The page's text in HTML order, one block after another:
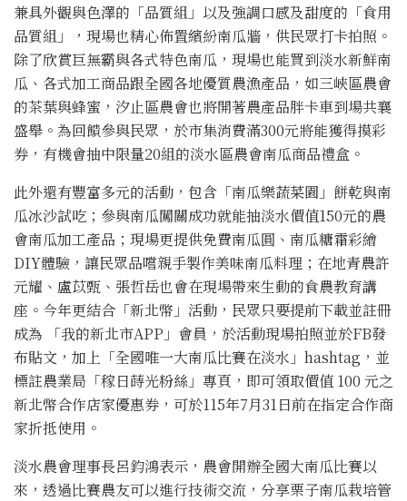
兼具外觀與色澤的「品質組」以及強調口感及甜度的「食用
品質組」，現場也精心佈置繽紛南瓜牆，供民眾打卡拍照。
除了欣賞巨無霸與各式特色南瓜，現場也能買到淡水新鮮南
瓜、各式加工商品跟全國各地優質農漁產品，如三峽區農會
的茶葉與蜂蜜，汐止區農會也將開著農產品胖卡車到場共襄
盛舉。為回饋參與民眾，於市集消費滿300元將能獲得摸彩
券，有機會抽中限量20組的淡水區農會南瓜商品禮盒。
此外還有豐富多元的活動，包含「南瓜樂蔬菜園」餅乾與南
瓜冰沙試吃；參與南瓜闖關成功就能抽淡水價值150元的農
會南瓜加工產品；現場更提供免費南瓜圓、南瓜糖霜彩繪
DIY體驗，讓民眾品嚐親手製作美味南瓜料理；在地青農許
元耀、盧苡甄、張哲岳也會在現場帶來生動的食農教育講
座。今年更結合「新北幣」活動，民眾只要提前下載並註冊
成為 「我的新北市APP」會員，於活動現場拍照並於FB發
布貼文，加上「全國唯一大南瓜比賽在淡水」hashtag，並
標註農業局「稼日蒔光粉絲」專頁，即可領取價值 100 元之
新北幣合作店家優惠券，可於115年7月31日前在指定合作商
家折抵使用。
淡水農會理事長呂鈞鴻表示，農會開辦全國大南瓜比賽以
來，透過比賽農友可以進行技術交流，分享栗子南瓜栽培管